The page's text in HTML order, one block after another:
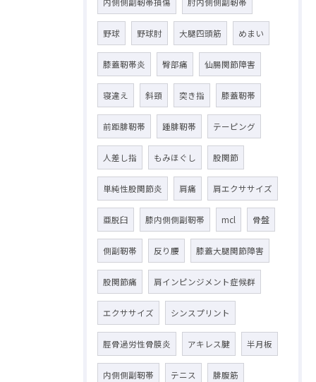
内側側副靭帯損傷 肘内側側副靭帯
野球 野球肘 大腿四頭筋 めまい
膝蓋靭帯炎 臀部痛 仙腸関節障害
寝違え 斜頸 突き指 膝蓋靭帯
前距腓靭帯 踵腓靭帯 テーピング
人差し指 もみほぐし 股関節
単純性股関節炎 肩痛 肩エクササイズ
亜脱臼 膝内側側副靭帯 mcl 骨盤
側副靭帯 反り腰 膝蓋大腿関節障害
股関節痛 肩インピンジメント症候群
エクササイズ シンスプリント
脛骨過労性骨膜炎 アキレス腱 半月板
内側側副靭帯 テニス 腓腹筋